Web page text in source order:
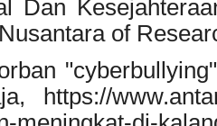
Dan
of
https://